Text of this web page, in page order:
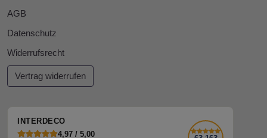
AGB
Datenschutz
Widerrufsrecht
Vertrag widerrufen
INTERDECO
4,97 / 5,00